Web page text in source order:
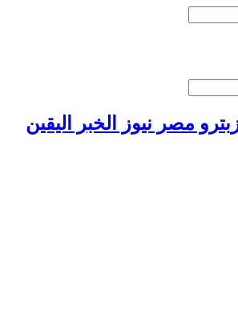
بترو مصر نيوز الخبر اليقين